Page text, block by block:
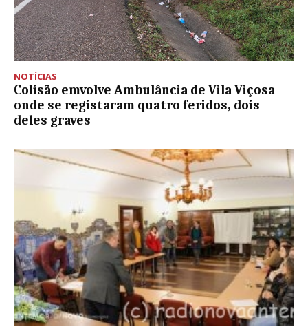
NOTÍCIAS
Colisão emvolve Ambulância de Vila Viçosa
onde se registaram quatro feridos, dois
deles graves